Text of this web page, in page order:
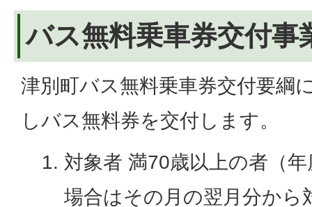
バス無料乗車券交付事
津別町バス無料乗車券交付要綱
しバス無料券を交付します。
対象者 満70歳以上の者（
場合はその月の翌月分から